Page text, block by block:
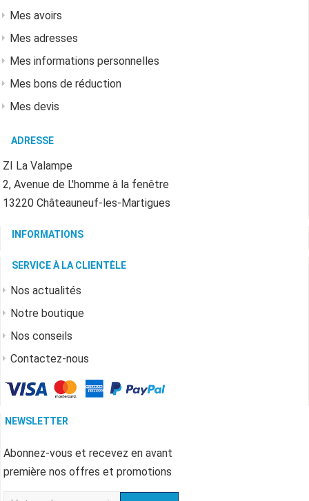
Mes avoirs
Mes adresses
Mes informations personnelles
Mes bons de réduction
Mes devis
ADRESSE
ZI La Valampe
2, Avenue de L'homme à la fenêtre
13220 Châteauneuf-les-Martigues
INFORMATIONS
SERVICE À LA CLIENTÈLE
Nos actualités
Notre boutique
Nos conseils
Contactez-nous
NEWSLETTER
Abonnez-vous et recevez en avant
première nos offres et promotions